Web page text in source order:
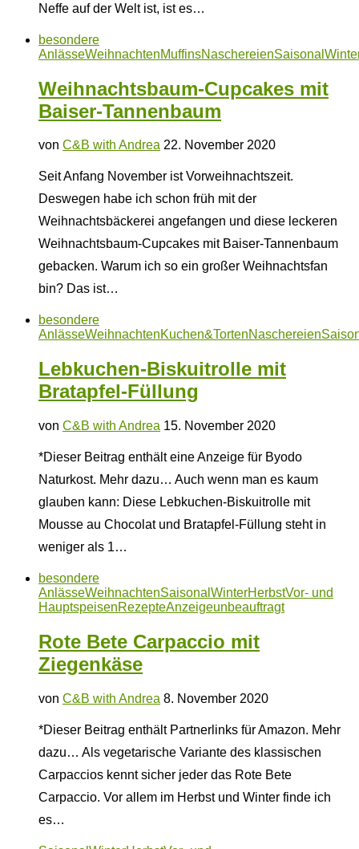
Neffe auf der Welt ist, ist es…
besondere
AnlässeWeihnachtenMuffinsNaschereienSaisonal
Weihnachtsbaum-Cupcakes mit
Baiser-Tannenbaum
von C&B with Andrea 22. November 2020
Seit Anfang November ist Vorweihnachtszeit.
Deswegen habe ich schon früh mit der
Weihnachtsbäckerei angefangen und diese leckeren
Weihnachtsbaum-Cupcakes mit Baiser-Tannenbaum
gebacken. Warum ich so ein großer Weihnachtsfan
bin? Das ist…
besondere
AnlässeWeihnachtenKuchen&TortenNaschereien
Lebkuchen-Biskuitrolle mit
Bratapfel-Füllung
von C&B with Andrea 15. November 2020
*Dieser Beitrag enthält eine Anzeige für Byodo
Naturkost. Mehr dazu… Auch wenn man es kaum
glauben kann: Diese Lebkuchen-Biskuitrolle mit
Mousse au Chocolat und Bratapfel-Füllung steht in
weniger als 1…
besondere
AnlässeWeihnachtenSaisonal WinterHerbstVor- und
HauptspeisenRezepteAnzeigeunbeauftragt
Rote Bete Carpaccio mit
Ziegenkäse
von C&B with Andrea 8. November 2020
*Dieser Beitrag enthält Partnerlinks für Amazon. Mehr
dazu… Als vegetarische Variante des klassischen
Carpaccios kennt sicher jeder das Rote Bete
Carpaccio. Vor allem im Herbst und Winter finde ich
es…